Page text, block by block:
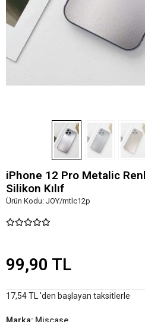
iPhone 12 Pro Metalic
Silikon Kılıf
Ürün Kodu: JOY/mtlc12p
99,90 TL
17,54 TL 'den başlayan taksitlerle
Marka: Miscase